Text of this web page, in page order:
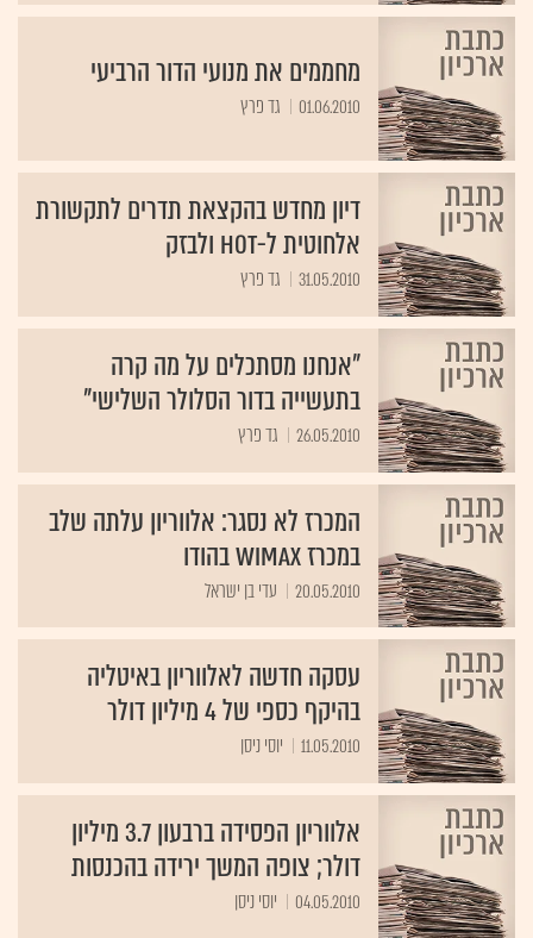
מחממים את מנועי הדור הרביעי
01.06.2010 גד פרץ
דיון מחדש בהקצאת תדרים לתקשורת
אלחוטית ל-HOT ולבזק
31.05.2010 גד פרץ
"אנחנו מסתכלים על מה קרה
בתעשייה בדור הסלולר השלישי"
26.05.2010 גד פרץ
המכרז לא נסגר: אלווריון עלתה שלב
במכרז WiMAX בהודו
20.05.2010 עדי בן ישראל
עסקה חדשה לאלווריון באיטליה
בהיקף כספי של 4 מיליון דולר
11.05.2010 יוסי ניסן
אלווריון הפסידה ברבעון 3.7 מיליון
דולר; צופה המשך ירידה בהכנסות
04.05.2010 יוסי ניסן